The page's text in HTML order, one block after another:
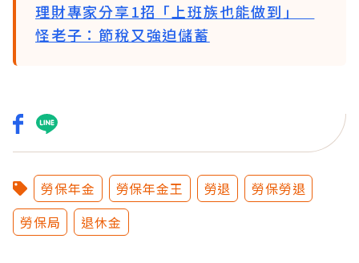
理財專家分享1招「上班族也能做到」
怪老子：節稅又強迫儲蓄
勞保年金 勞保年金王 勞退
勞保勞退
勞保局
退休金